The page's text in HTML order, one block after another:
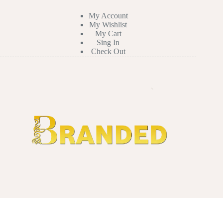
My Account
My Wishlist
My Cart
Sing In
Check Out